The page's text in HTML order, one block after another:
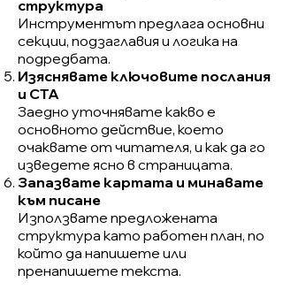
структура
Инструментът предлага основни
секции, подзаглавия и логика на
подредбата.
Изяснявате ключовите послания
и CTA
Заедно уточнявате какво е
основното действие, което
очаквате от читателя, и как да го
изведете ясно в страницата.
Запазвате картата и минавате
към писане
Използвате предложената
структура като работен план, по
който да напишете или
пренапишете текста.